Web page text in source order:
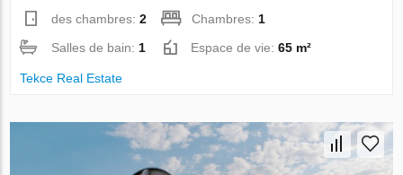
des chambres:2 Chambres: 1
Salles de bain: 1 Espace de vie:65 m²
Tekce Real Estate